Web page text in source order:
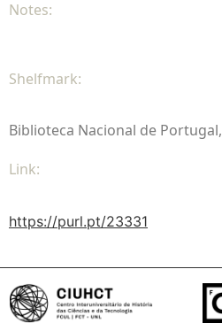
Notes:
Shelfmark:
Biblioteca Nacional de Portugal,
Link:
https://purl.pt/23331